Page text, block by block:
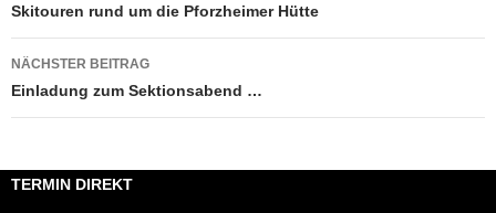
Skitouren rund um die Pforzheimer Hütte
NÄCHSTER BEITRAG
Einladung zum Sektionsabend …
TERMIN DIREKT